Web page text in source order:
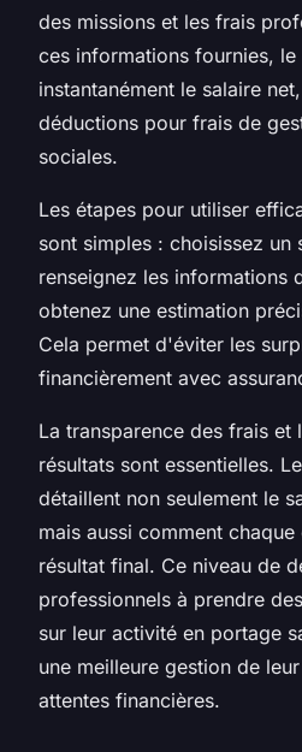
des missions et les frais
ces informations fournies,
instantanément le salaire
déductions pour frais de
sociales.
Les étapes pour utiliser
sont simples : choisissez un
renseignez les informations
obtenez une estimation
Cela permet d'éviter les
financièrement avec
La transparence des frais et
résultats sont essentielles.
détaillent non seulement le
mais aussi comment
résultat final. Ce niveau de
professionnels à prendre
sur leur activité en portage
une meilleure gestion de
attentes financières.